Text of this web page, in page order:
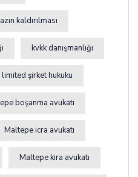
kaldırılması
kvkk danışmanlığı
limited şirket hukuku
boşanma avukatı
Maltepe icra avukatı
Maltepe kira avukatı